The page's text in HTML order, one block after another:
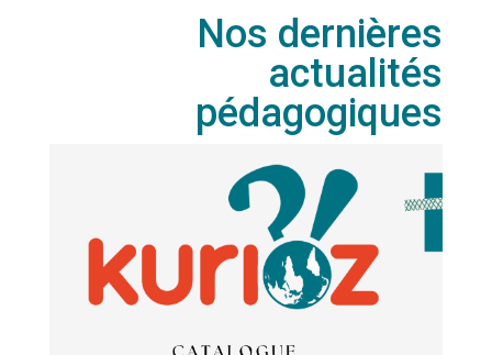
Nos dernières
actualités
pédagogiques